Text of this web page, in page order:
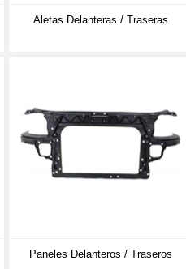
Aletas Delanteras / Traseras
Paneles Delanteros / Traseros